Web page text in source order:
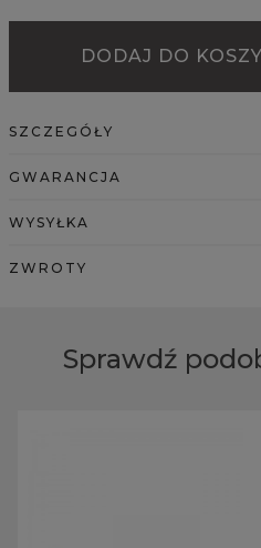
DODAJ DO
SZCZEGÓŁY
GWARANCJA
WYSYŁKA
ZWROTY
Sprawdź